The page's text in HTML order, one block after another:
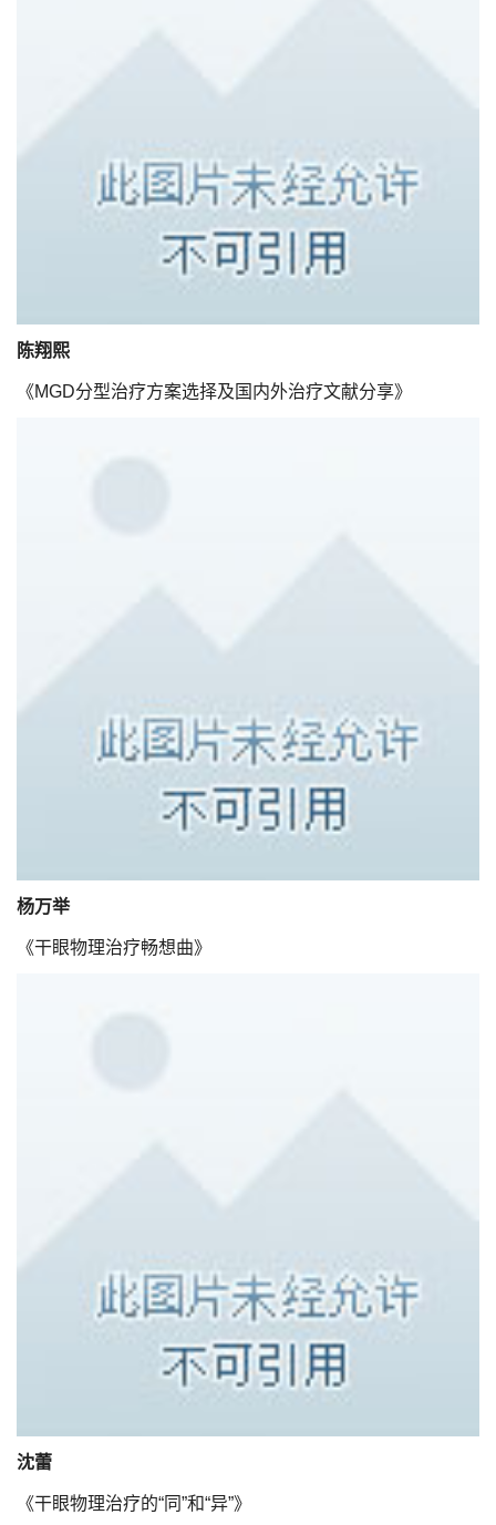
陈翔熙
《MGD分型治疗方案选择及国内外治疗文献分享》
杨万举
《干眼物理治疗畅想曲》
沈蕾
《干眼物理治疗的“同”和“异”》